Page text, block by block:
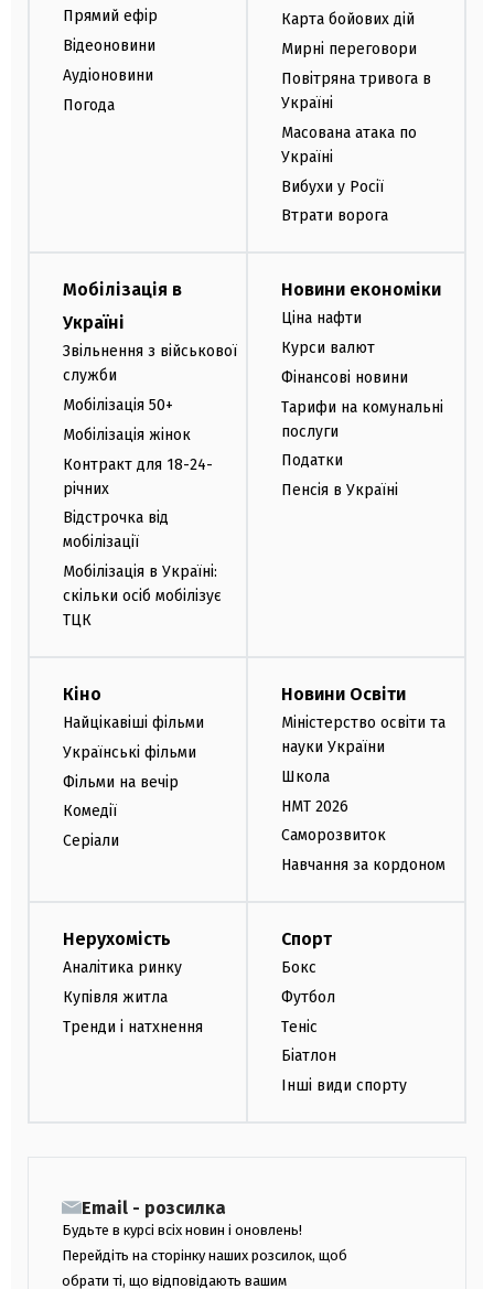
Прямий ефір
Відеоновини
Аудіоновини
Погода
Карта бойових дій
Мирні переговори
Повітряна тривога в
Україні
Масована атака по
Україні
Вибухи у Росії
Втрати ворога
Мобілізація в
Україні
Звільнення з військової
служби
Мобілізація 50+
Мобілізація жінок
Контракт для 18-24-
річних
Відстрочка від
мобілізації
Мобілізація в Україні:
скільки осіб мобілізує
ТЦК
Новини економіки
Ціна нафти
Курси валют
Фінансові новини
Тарифи на комунальні
послуги
Податки
Пенсія в Україні
Кіно
Найцікавіші фільми
Українські фільми
Фільми на вечір
Комедії
Серіали
Новини Освіти
Міністерство освіти та
науки України
Школа
НМТ 2026
Саморозвиток
Навчання за кордоном
Нерухомість
Аналітика ринку
Купівля житла
Тренди і натхнення
Спорт
Бокс
Футбол
Теніс
Біатлон
Інші види спорту
Email - розсилка
Будьте в курсі всіх новин і оновлень!
Перейдіть на сторінку наших розсилок, щоб
обрати ті, що відповідають вашим